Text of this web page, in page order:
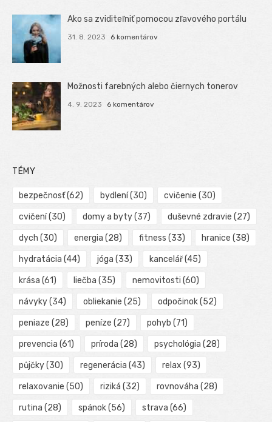
Ako sa zviditeľniť pomocou zľavového portálu
31. 8. 2023 6 komentárov
Možnosti farebných alebo čiernych tonerov
4. 9. 2023 6 komentárov
TÉMY
bezpečnosť(62) bydlení(30) cvičenie (30)
cvičení(30) domy a byty(37) duševné zdravie (27)
dych (30) energia (28) fitness (33) hranice (38)
hydratácia (44) jóga (33) kancelář(45)
krása (61) liečba (35) nemovitosti (60)
návyky(34) obliekanie (25) odpočinok(52)
peniaze (28) peníze (27) pohyb (71)
prevencia (61) príroda (28) psychológia (28)
půjčky(30) regenerácia (43) relax (93)
relaxovanie (50) riziká (32) rovnováha (28)
rutina (28) spánok(56) strava (66)